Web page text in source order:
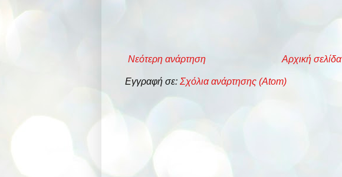
Νεότερη ανάρτηση Αρχική σελίδα
Εγγραφή σε: Σχόλια ανάρτησης (Atom)